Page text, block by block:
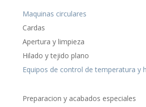
Maquinas circulares
Cardas
Apertura y limpieza
Hilado y tejido plano
Equipos de control de temperatura y
Preparacion y acabados especiales